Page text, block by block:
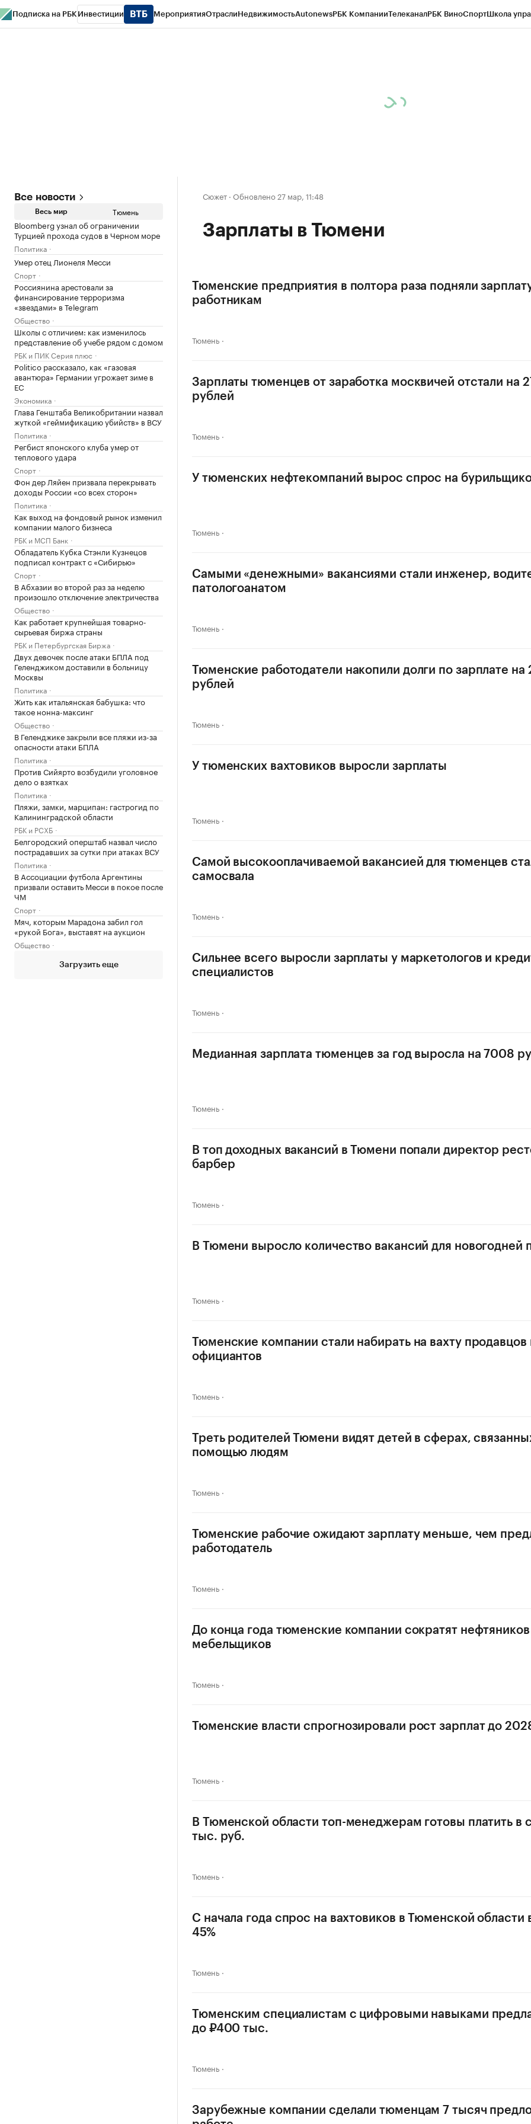
Подписка на РБК Инвестиции МероприятияОтраслиНедвижимостьAutonewsРБК КомпанииТелеканалРБК ВиноСпортШкола
Все новости
Весь мир Тюмень
Bloomberg узнал об ограничении
Турцией прохода судов в Черном море
Политика
Умер отец Лионеля Месси
Спорт
Россиянина арестовали за
финансирование терроризма
«звездами» в Telegram
Общество
Школы с отличием: как изменилось
представление об учебе рядом с домом
РБК и ПИК Серия плюс
Politico рассказало, как «газовая
авантюра» Германии угрожает зиме в
ЕС
Экономика
Глава Генштаба Великобритании назвал
жуткой «геймификацию убийств» в ВСУ
Политика
Регбист японского клуба умер от
теплового удара
Спорт
Фон дер Ляйен призвала перекрывать
доходы России «со всех сторон»
Политика
Как выход на фондовый рынок изменил
компании малого бизнеса
РБК и МСП Банк
Обладатель Кубка Стэнли Кузнецов
подписал контракт с «Сибирью»
Спорт
В Абхазии во второй раз за неделю
произошло отключение электричества
Общество
Как работает крупнейшая товарно-
сырьевая биржа страны
РБК и Петербургская Биржа
Двух девочек после атаки БПЛА под
Геленджиком доставили в больницу
Москвы
Политика
Жить как итальянская бабушка: что
такое нонна-максинг
Общество
В Геленджике закрыли все пляжи из-за
опасности атаки БПЛА
Политика
Против Сийярто возбудили уголовное
дело о взятках
Политика
Пляжи, замки, марципан: гастрогид по
Калининградской области
РБК и РСХБ
Белгородский оперштаб назвал число
пострадавших за сутки при атаках ВСУ
Политика
В Ассоциации футбола Аргентины
призвали оставить Месси в покое после
ЧМ
Спорт
Мяч, которым Марадона забил гол
«рукой Бога», выставят на аукцион
Общество
Загрузить еще
Сюжет · Обновлено 27 мар, 11:48
Зарплаты в Тюмени
Тюменские предприятия в полтора раза подняли
работникам
Тюмень
Зарплаты тюменцев от заработка москвичей отстали на
рублей
Тюмень
У тюменских нефтекомпаний вырос спрос на
Тюмень
Самыми «денежными» вакансиями стали инженер,
патологоанатом
Тюмень
Тюменские работодатели накопили долги по зарплате на
рублей
Тюмень
У тюменских вахтовиков выросли зарплаты
Тюмень
Самой высокооплачиваемой вакансией для тюменцев
самосвала
Тюмень
Сильнее всего выросли зарплаты у маркетологов и
специалистов
Тюмень
Медианная зарплата тюменцев за год выросла на 7008
Тюмень
В топ доходных вакансий в Тюмени попали директор
барбер
Тюмень
В Тюмени выросло количество вакансий для новогодней
Тюмень
Тюменские компании стали набирать на вахту продавцов
официантов
Тюмень
Треть родителей Тюмени видят детей в сферах,
помощью людям
Тюмень
Тюменские рабочие ожидают зарплату меньше, чем
работодатель
Тюмень
До конца года тюменские компании сократят
мебельщиков
Тюмень
Тюменские власти спрогнозировали рост зарплат до
Тюмень
В Тюменской области топ-менеджерам готовы платить в
тыс. руб.
Тюмень
С начала года спрос на вахтовиков в Тюменской области
45%
Тюмень
Тюменским специалистам с цифровыми навыками
до ₽400 тыс.
Тюмень
Зарубежные компании сделали тюменцам 7 тысяч